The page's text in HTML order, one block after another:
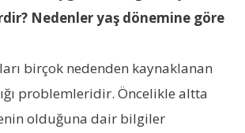
Nedenler yaş dönemine göre
birçok nedenden kaynaklanan
problemleridir. Öncelikle altta
olduğuna dair bilgiler